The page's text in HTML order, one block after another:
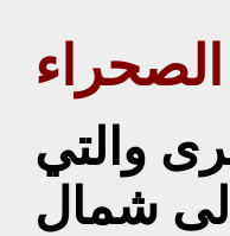
الصحراء
والتي
شمال